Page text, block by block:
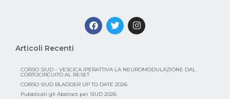
Articoli Recenti
CORSO SIUD – VESCICA IPERATTIVA LA NEUROMODULAZIONE DAL
CORTOCIRCUITO AL RESET
CORSO SIUD BLADDER UP TO DATE 2026
Pubblicati gli Abstract per SIUD 2026